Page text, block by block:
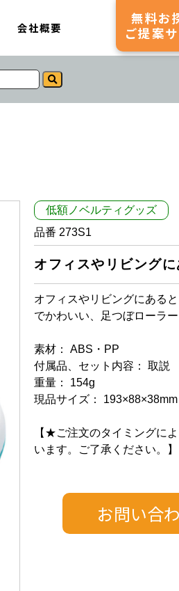
会社概要
無料お
ご提案
低額ノベルティグッズ
品番 273S1
オフィスやリビングに
オフィスやリビングにある
でかわいい、足つぼローラー
素材： ABS・PP
付属品、セット内容： 取説
重量： 154g
現品サイズ： 193×88×38mm
【★ご注文のタイミングに
います。ご了承ください。】